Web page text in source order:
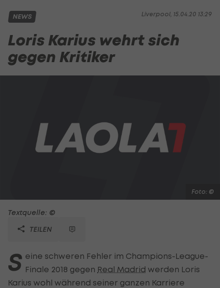
Liverpool, 15.04.20 13:29
NEWS
Loris Karius wehrt sich
gegen Kritiker
Foto: ©
Textquelle: ©
TEILEN
S eine schweren Fehler im Champions-League-
Finale 2018 gegen Real Madrid werden Loris
Karius wohl während seiner ganzen Karriere